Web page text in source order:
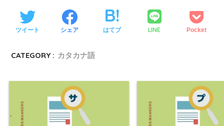
ツイート シェア はてブ LINE Pocket
CATEGORY : カタカナ語